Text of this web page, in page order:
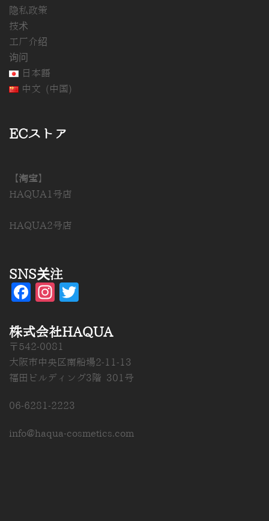
隐私政策
技术
工厂介绍
询问
日本語
中文 (中国)
ECストア
【淘宝】
HAQUA1号店
HAQUA2号店
SNS关注
Facebook
Instagram
株式会社HAQUA
〒542-0081
大阪市中央区南船場2-11-13
福田ビルディング3階 301号
06-6281-2223
info@haqua-cosmetics.com